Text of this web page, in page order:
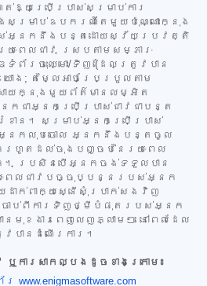
យប្រើប្រាស់សម្រាប់ការ
សម្រាប់ឧបករណ៍តែមួយប៉ុណ្ណោះក្នុង
ស់អ្នកនឹងបន្តដោយស្វ័យប្រវត្តិ
ពេលជាវ ស្របតាមសម្ភារៈ
ចុះឈ្មោះ/ទិញ (ដែលត្រូវបាន
យោង; តម្លៃអាចប្រែប្រួលតាម
ាយក្នុងមួយព័ត៌មានលម្អិត
ជាអ្នកប្រើប្រាស់ជាវជាបន្ត
ខាន។ សម្រាប់អ្នកប្រើប្រាស់
អ្នកលុបចោល អ្នកនឹងបន្តចូល
ហូតដល់ចុងបញ្ចប់នៃរយៈពេល
។ ប្រសិនបើអ្នកចង់ទទួលបាន
ពេលជាវបច្ចុប្បន្នរបស់អ្នក
ដាក់ពាក្យស្នើសុំប្រាក់សងវិញ
តចាប់ពីការទិញថ្មីបំផុតរបស់អ្នក
ងារពេញលេញភ្លាមៗ នៅពេលដែល
ានដំណើរការ។
ឬការសាកល្បងដូចខាងក្រោម៖
www.enigmasoftware.com